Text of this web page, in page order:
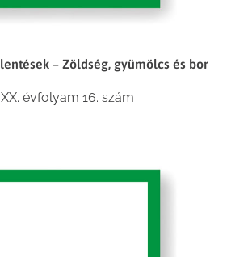
– Zöldség, gyümölcs és bor
XX. évfolyam 16. szám